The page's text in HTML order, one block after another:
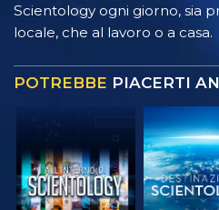
Scientology ogni giorno, sia
locale, che al lavoro o a casa.
POTREBBE PIACERTI